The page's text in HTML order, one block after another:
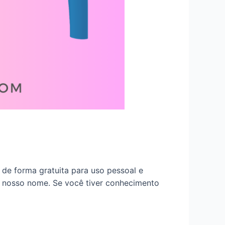
forma gratuita para uso pessoal e
nome. Se você tiver conhecimento